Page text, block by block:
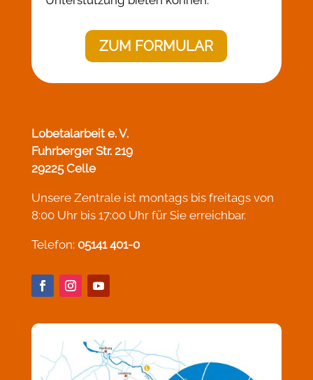
ZUM FORMULAR
Lobetalarbeit e. V.
Fuhrberger Str. 219
29225 Celle
Unsere Zentrale ist montags bis freitags von
8:00 Uhr bis 17:00 Uhr für Sie erreichbar.
Telefon: 05141 401-0